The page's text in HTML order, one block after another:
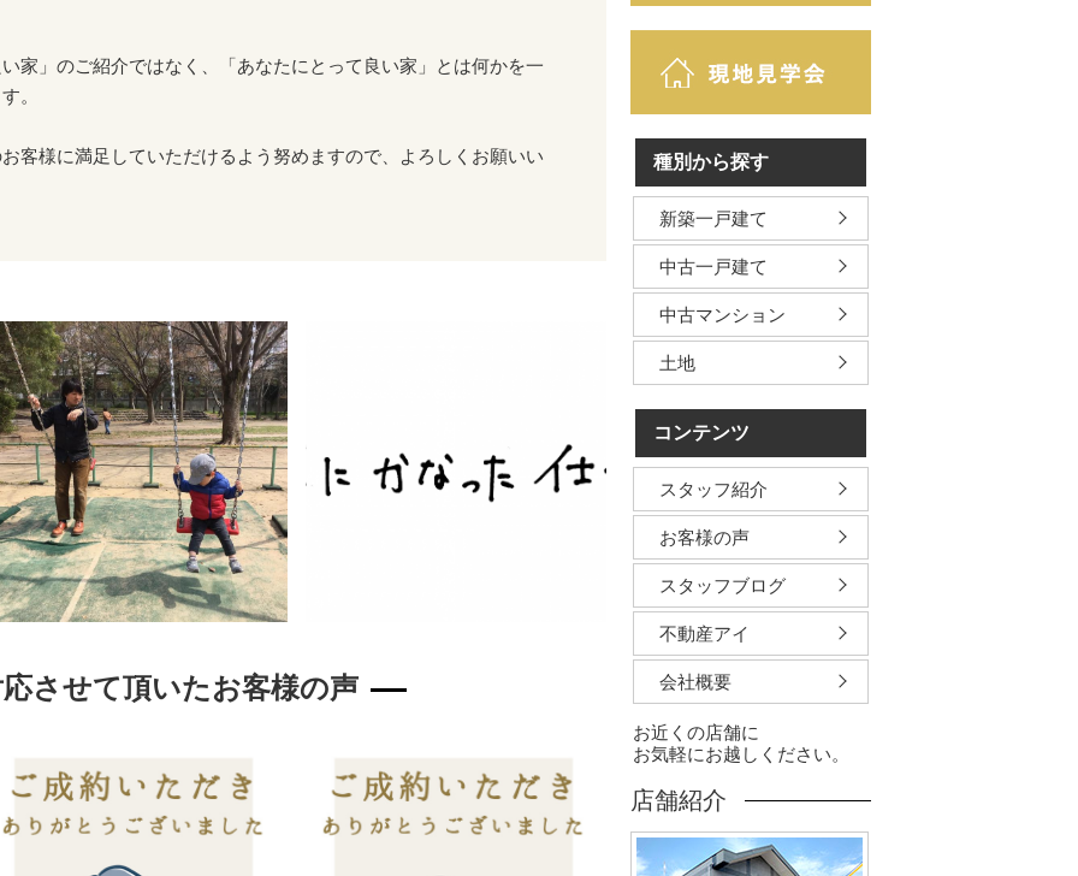
家」のご紹介ではなく、「あなたにとって良い家」とは何かを一
。
客様に満足していただけるよう努めますので、よろしくお願いい
させて頂いたお客様の声
種別から探す
新築一戸建て
中古一戸建て
中古マンション
土地
コンテンツ
スタッフ紹介
お客様の声
スタッフブログ
不動産アイ
会社概要
お近くの店舗に
お気軽にお越しください。
店舗紹介